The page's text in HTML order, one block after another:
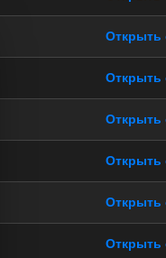
Открыть
Открыть
Открыть
Открыть
Открыть
Открыть